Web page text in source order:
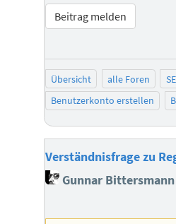
Beitrag melden
Übersicht alle Foren
Benutzerkonto erstellen
Verständnisfrage zu
Gunnar Bittersmann